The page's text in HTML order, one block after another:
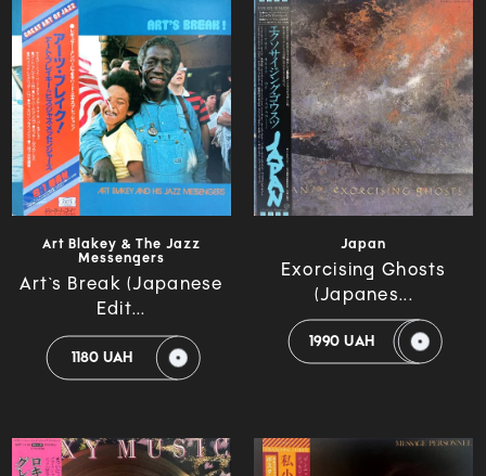
Art Blakey & The Jazz
Messengers
Art`s Break (Japanese
Edit...
1180 UAH
Japan
Exorcising Ghosts
(Japanes...
1990 UAH